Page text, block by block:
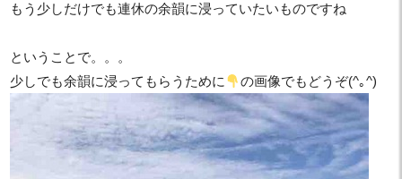
もう少しだけでも連休の余韻に浸っていたいものですね
ということで。。。
少しでも余韻に浸ってもらうために
の画像でもどうぞ(^｡^)